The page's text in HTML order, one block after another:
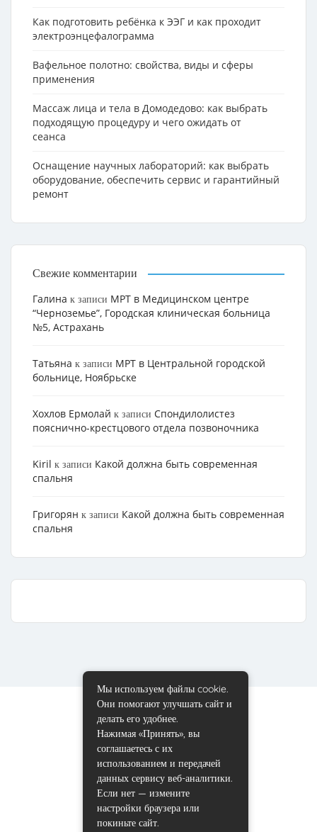
Как подготовить ребёнка к ЭЭГ и как проходит
электроэнцефалограмма
Вафельное полотно: свойства, виды и сферы
применения
Массаж лица и тела в Домодедово: как выбрать
подходящую процедуру и чего ожидать от
сеанса
Оснащение научных лабораторий: как выбрать
оборудование, обеспечить сервис и гарантийный
ремонт
Свежие комментарии
Галина к записи МРТ в Медицинском центре
“Черноземье”, Городская клиническая больница
№5, Астрахань
Татьяна к записи МРТ в Центральной городской
больнице, Ноябрьске
Хохлов Ермолай к записи Cпондилолистез
пояснично-крестцового отдела позвоночника
Kiril к записи Какой должна быть современная
спальня
Григорян к записи Какой должна быть современная
спальня
Мы используем файлы cookie.
Они помогают улучшать сайт и
делать его удобнее.
Нажимая «Принять», вы
соглашаетесь с их
использованием и передачей
данных сервису веб-аналитики.
Если нет — измените
настройки браузера или
покиньте сайт.